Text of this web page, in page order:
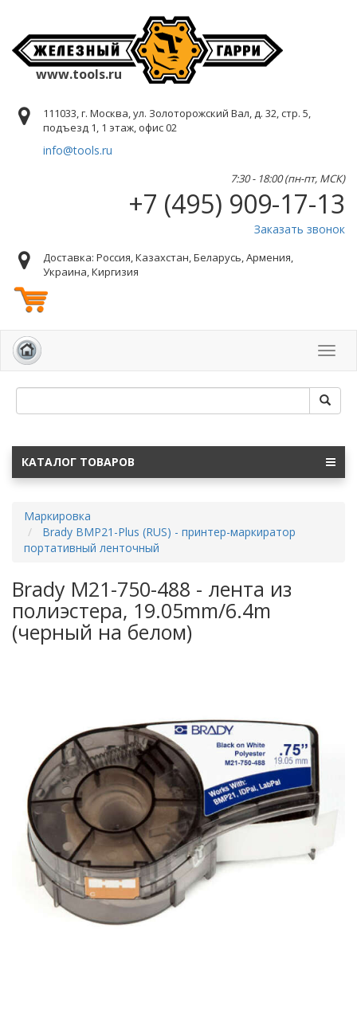
www.tools.ru
111033, г. Москва, ул. Золоторожский Вал, д. 32, стр. 5,
подъезд 1, 1 этаж, офис 02
info@tools.ru
7:30 - 18:00 (пн-пт, МСК)
+7 (495) 909-17-13
Заказать звонок
Доставка: Россия, Казахстан, Беларусь, Армения,
Украина, Киргизия
КАТАЛОГ ТОВАРОВ
Маркировка
Brady BMP21-Plus (RUS) - принтер-маркиратор
портативный ленточный
Brady M21-750-488 - лента из
полиэстера, 19.05mm/6.4m
(черный на белом)